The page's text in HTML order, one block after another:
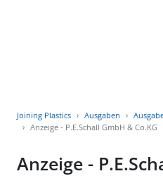
Joining Plastics Ausgaben
Anzeige - P.E.Schall GmbH & Co.KG
Anzeige -